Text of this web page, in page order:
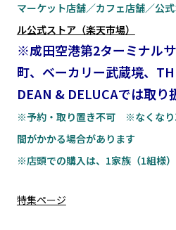
マーケット店舗／カフェ店舗／公
ル公式ストア（楽天市場）
※成田空港第2ターミナル
町、ベーカリー武蔵境、
DEAN & DELUCAでは取り
※予約・取り置き不可 ※なくな
間がかかる場合があります
※店頭での購入は、1家族（1組様
特集ページ